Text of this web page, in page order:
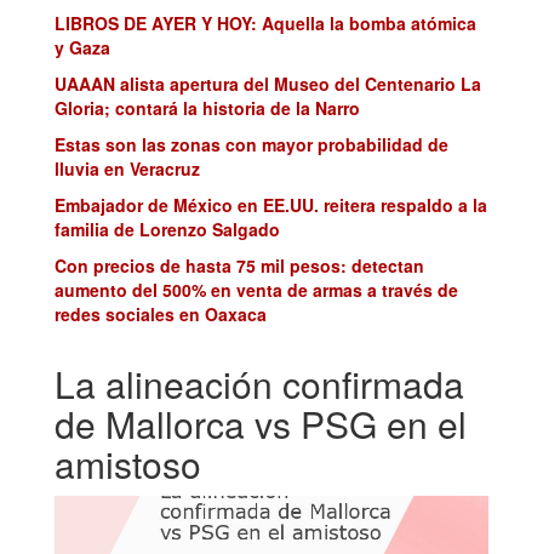
LIBROS DE AYER Y HOY: Aquella la bomba atómica
y Gaza
UAAAN alista apertura del Museo del Centenario La
Gloria; contará la historia de la Narro
Estas son las zonas con mayor probabilidad de
lluvia en Veracruz
Embajador de México en EE.UU. reitera respaldo a la
familia de Lorenzo Salgado
Con precios de hasta 75 mil pesos: detectan
aumento del 500% en venta de armas a través de
redes sociales en Oaxaca
La alineación confirmada
de Mallorca vs PSG en el
amistoso